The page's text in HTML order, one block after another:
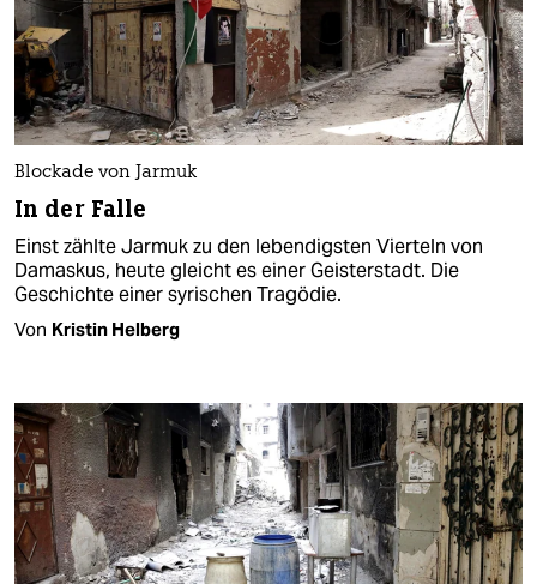
Blockade von Jarmuk
In der Falle
Einst zählte Jarmuk zu den lebendigsten Vierteln von
Damaskus, heute gleicht es einer Geisterstadt. Die
Geschichte einer syrischen Tragödie.
Von Kristin Helberg